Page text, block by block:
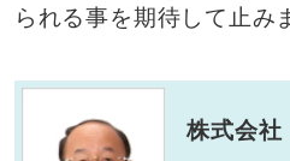
られる事を期待して止み
株式会社